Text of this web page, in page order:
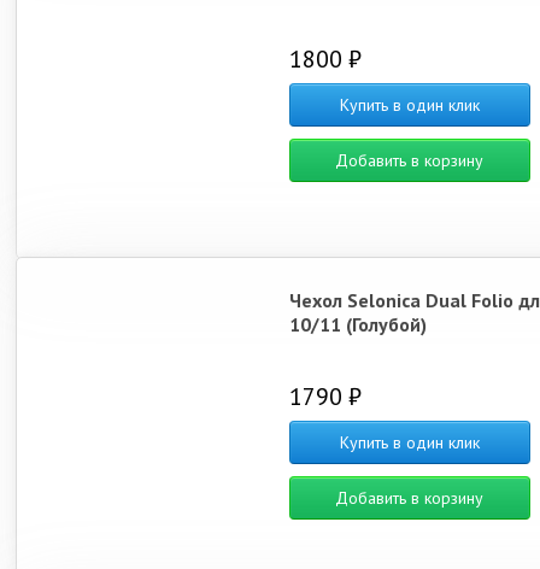
1800 ₽
Купить в один клик
Добавить в корзину
Чехол Selonica Dual Folio
10/11 (Голубой)
1790 ₽
Купить в один клик
Добавить в корзину